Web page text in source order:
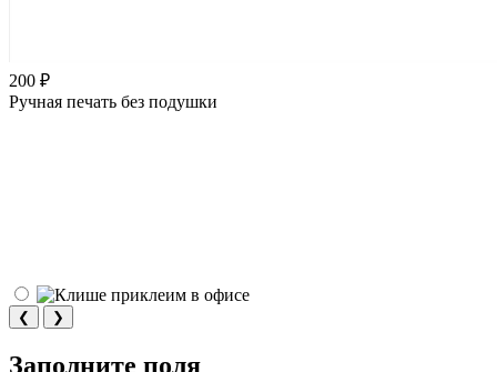
200 ₽
Ручная печать без подушки
❮ ❯
Заполните поля